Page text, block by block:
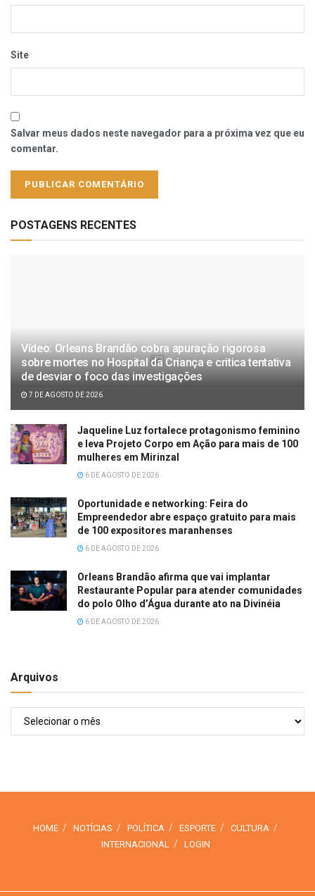
Site
Salvar meus dados neste navegador para a próxima vez que eu
comentar.
POSTAGENS RECENTES
Vídeo: Orleans Brandão cobra apuração rigorosa
sobre mortes no Hospital da Criança e critica tentativa
de desviar o foco das investigações
7 DE AGOSTO DE 2026
Jaqueline Luz fortalece protagonismo feminino
e leva Projeto Corpo em Ação para mais de 100
mulheres em Mirinzal
6 DE AGOSTO DE 2026
Oportunidade e networking: Feira do
Empreendedor abre espaço gratuito para mais
de 100 expositores maranhenses
6 DE AGOSTO DE 2026
Orleans Brandão afirma que vai implantar
Restaurante Popular para atender comunidades
do polo Olho d’Água durante ato na Divinéia
6 DE AGOSTO DE 2026
Arquivos
Arquivos
HOME NOTÍCIAS POLÍTICA ESPORTE
CULTURA
INTERNACIONAL
LOGIN